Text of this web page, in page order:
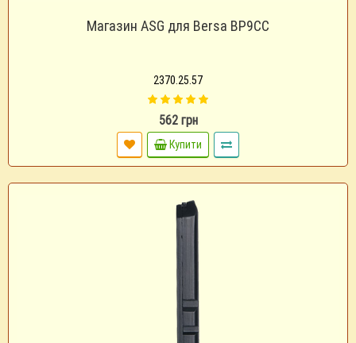
Магазин ASG для Bersa BP9CC
2370.25.57
562 грн
Купити